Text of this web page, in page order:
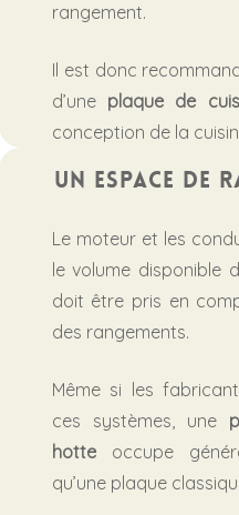
rangement.
Il est donc
d’une plaque de
conception de la
Un espace de
Le moteur et les
le volume disponible
doit être pris en
des rangements.
Même si les
ces systèmes, une
hotteoccupe
qu’une plaque